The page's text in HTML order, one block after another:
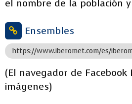
el nombre de la población
Ensembles
https://www.iberomet.com/es/
(El navegador de Facebook
imágenes)